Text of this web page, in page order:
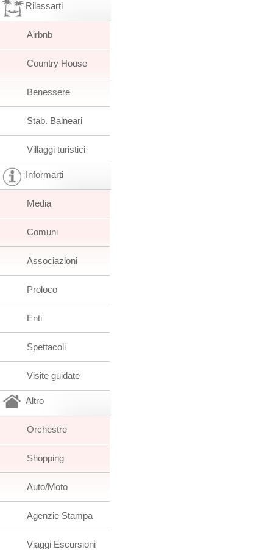
Rilassarti
Airbnb
Country House
Benessere
Stab. Balneari
Villaggi turistici
Informarti
Media
Comuni
Associazioni
Proloco
Enti
Spettacoli
Visite guidate
Altro
Orchestre
Shopping
Auto/Moto
Agenzie Stampa
Viaggi Escursioni